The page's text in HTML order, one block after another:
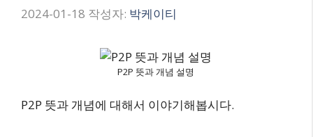
2024-01-18 작성자: 박케이티
P2P 뜻과 개념 설명
P2P 뜻과 개념에 대해서 이야기해봅시다.